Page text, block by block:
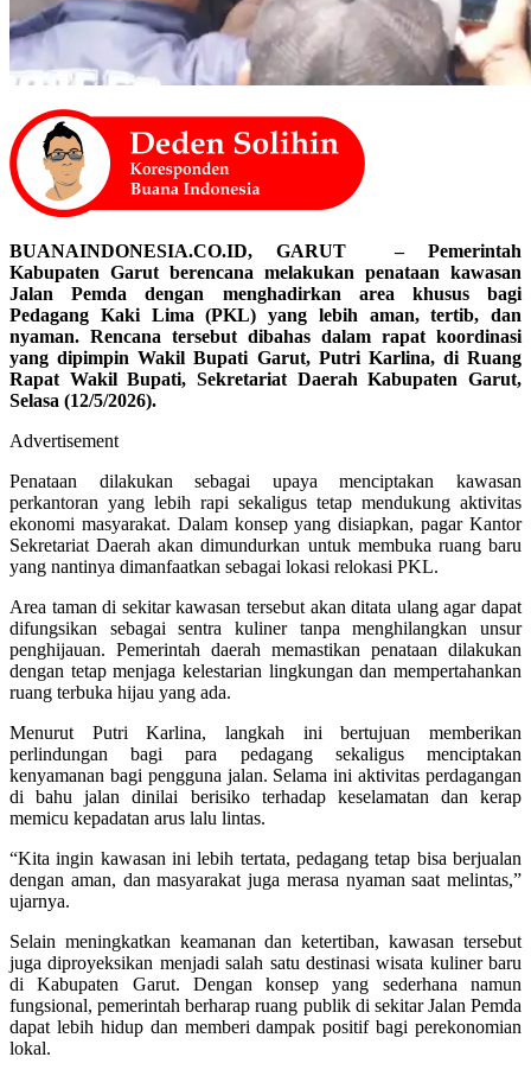
BUANAINDONESIA.CO.ID, GARUT – Pemerintah
Kabupaten Garut berencana melakukan penataan kawasan
Jalan Pemda dengan menghadirkan area khusus bagi
Pedagang Kaki Lima (PKL) yang lebih aman, tertib, dan
nyaman. Rencana tersebut dibahas dalam rapat koordinasi
yang dipimpin Wakil Bupati Garut, Putri Karlina, di Ruang
Rapat Wakil Bupati, Sekretariat Daerah Kabupaten Garut,
Selasa (12/5/2026).
Advertisement
Penataan dilakukan sebagai upaya menciptakan kawasan
perkantoran yang lebih rapi sekaligus tetap mendukung aktivitas
ekonomi masyarakat. Dalam konsep yang disiapkan, pagar Kantor
Sekretariat Daerah akan dimundurkan untuk membuka ruang baru
yang nantinya dimanfaatkan sebagai lokasi relokasi PKL.
Area taman di sekitar kawasan tersebut akan ditata ulang agar dapat
difungsikan sebagai sentra kuliner tanpa menghilangkan unsur
penghijauan. Pemerintah daerah memastikan penataan dilakukan
dengan tetap menjaga kelestarian lingkungan dan mempertahankan
ruang terbuka hijau yang ada.
Menurut Putri Karlina, langkah ini bertujuan memberikan
perlindungan bagi para pedagang sekaligus menciptakan
kenyamanan bagi pengguna jalan. Selama ini aktivitas perdagangan
di bahu jalan dinilai berisiko terhadap keselamatan dan kerap
memicu kepadatan arus lalu lintas.
“Kita ingin kawasan ini lebih tertata, pedagang tetap bisa berjualan
dengan aman, dan masyarakat juga merasa nyaman saat melintas,”
ujarnya.
Selain meningkatkan keamanan dan ketertiban, kawasan tersebut
juga diproyeksikan menjadi salah satu destinasi wisata kuliner baru
di Kabupaten Garut. Dengan konsep yang sederhana namun
fungsional, pemerintah berharap ruang publik di sekitar Jalan Pemda
dapat lebih hidup dan memberi dampak positif bagi perekonomian
lokal.